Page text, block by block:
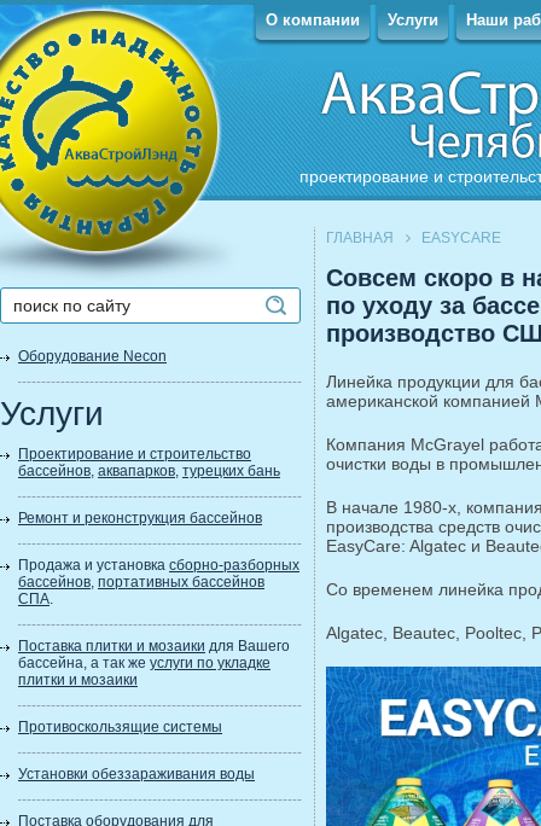
проектирование и
О компании Услуги Наши
Оборудование Necon
Услуги
Проектирование и строительство
бассейнов, аквапарков, турецких бань
Ремонт и реконструкция бассейнов
Продажа и установка сборно-разборных
бассейнов, портативных бассейнов
СПА.
Поставка плитки и мозаики для Вашего
бассейна, а так же услуги по укладке
плитки и мозаики
Противоскользящие системы
Установки обеззараживания воды
Поставка оборудования для
ГЛАВНАЯ EASYCARE
Совсем скоро в
по уходу за
производство
Линейка продукции для
американской компанией
Компания McGrayel
очистки воды в
В начале 1980-х,
производства средств
EasyCare: Algatec и
Со временем линейка
Algatec, Beautec, Pooltec,